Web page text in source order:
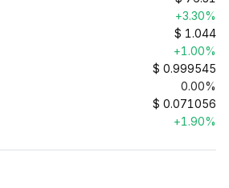
+3.30%
$ 1.044
+1.00%
$ 0.999545
0.00%
$ 0.071056
+1.90%